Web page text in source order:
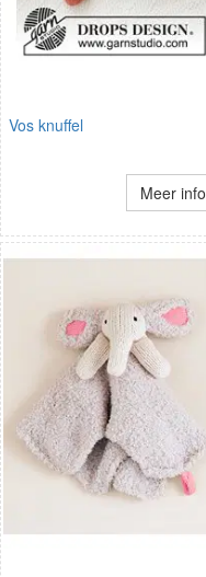
Vos knuffel
Meer info